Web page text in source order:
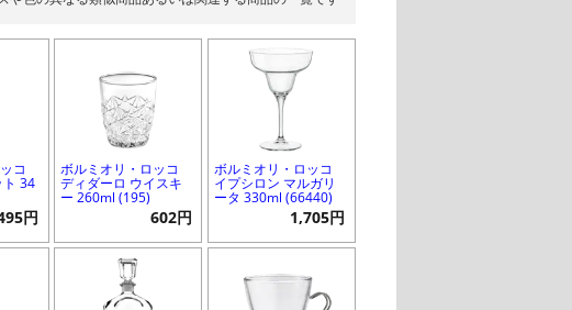
コ
ト 34
円
ボルミオリ・ロッコ
ディダーロ ウイスキ
ー 260ml (195)
602円
ボルミオリ・ロッコ
イプシロン マルガリ
ータ 330ml (66440)
1,705円